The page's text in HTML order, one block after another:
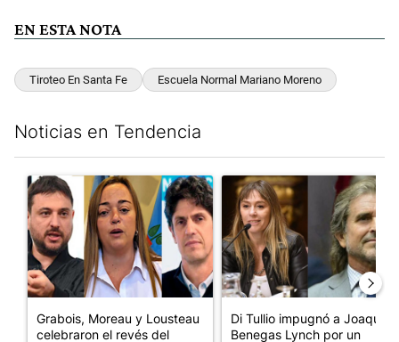
EN ESTA NOTA
Tiroteo En Santa Fe Escuela Normal Mariano Moreno
Noticias en Tendencia
Un artículo de tendencia con el título "Grabois, Moreau y
Grabois, Moreau y Lousteau
celebraron el revés del
Un artículo de tendencia
Di Tullio impugnó a Joaquín
Benegas Lynch por un